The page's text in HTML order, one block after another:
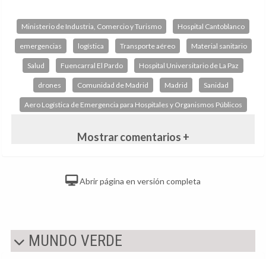
Ministerio de Industria, Comercio y Turismo Hospital Cantoblanco
emergencias logística Transporte aéreo Material sanitario
Salud Fuencarral El Pardo Hospital Universitario de La Paz
drones Comunidad de Madrid Madrid Sanidad
Aero Logística de Emergencia para Hospitales y Organismos Públicos
Mostrar comentarios +
Abrir página en versión completa
MUNDO VERDE